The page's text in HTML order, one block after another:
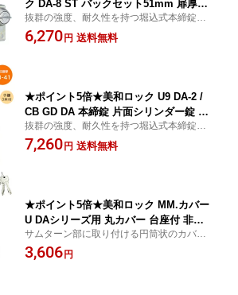
ク DA-8 ST バックセット51mm 扉厚33
mm〜42mm未満 本締錠 表示錠 トイレ
錠 補助錠 ステンレス MIWA 錠 鍵 堀込
抜群の強度、耐久性を持つ堀込式本締錠で
す。
6,270 円 送料無料
★ポイント5倍★美和ロック U9 DA-2 /
CB GD DA 本締錠 片面シリンダー錠 U9
シリンダー 子鍵3本付き 補助錠 錠前 扉
厚33mm〜42mm未満 バックセット51m
抜群の強度、耐久性を持つ堀込式本締錠で
す。
7,260 円 送料無料
★ポイント5倍★美和ロック MM.カバー
U DAシリーズ用 丸カバー 台座付 非常
用丸カバー 円筒状 非常カバー MIWA M
M.U
サムターン部に取り付ける円筒状のカバー
で、非常時には割って使用します。
3,606 円